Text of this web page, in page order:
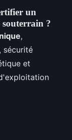
un
souterrain ?
,
sécurité
et